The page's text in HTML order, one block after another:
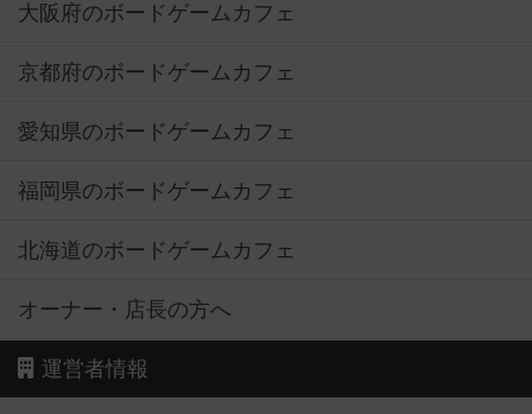
大阪府のボードゲームカフェ
京都府のボードゲームカフェ
愛知県のボードゲームカフェ
福岡県のボードゲームカフェ
北海道のボードゲームカフェ
オーナー・店長の方へ
運営者情報